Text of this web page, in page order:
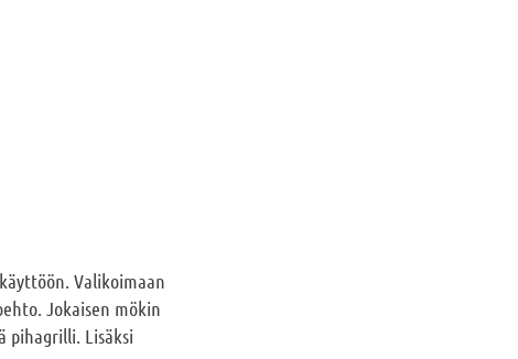
Valikoimaan
Jokaisen mökin
pihagrilli. Lisäksi